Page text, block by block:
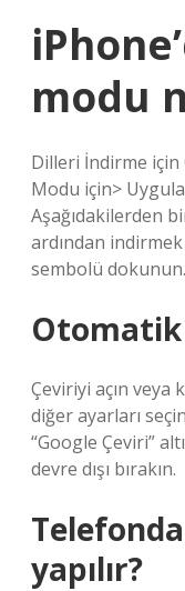
modu
Dilleri İndirme için
Modu için>
Aşağıdakilerden
ardından
sembolü
Otomatik
Çeviriyi açın veya
diğer ayarları
“Google Çeviri”
devre dışı bırakın.
yapılır?